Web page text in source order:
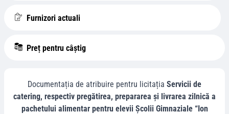
Furnizori actuali
Preț pentru câștig
Documentația de atribuire pentru licitația Servicii de
catering, respectiv pregătirea, prepararea și livrarea zilnică a
pachetului alimentar pentru elevii Școlii Gimnaziale “Ion